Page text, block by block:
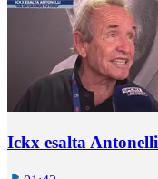
Ickx esalta Antonelli